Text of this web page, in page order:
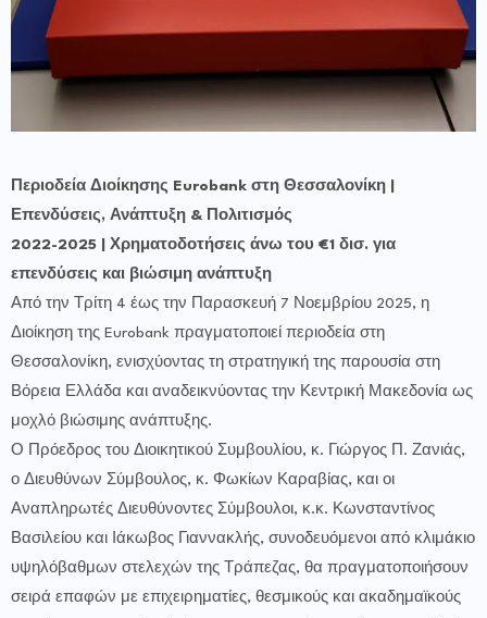
Περιοδεία Διοίκησης Eurobank στη Θεσσαλονίκη |
Επενδύσεις, Ανάπτυξη & Πολιτισμός
2022-2025 | Χρηματοδοτήσεις άνω του €1 δισ. για
επενδύσεις και βιώσιμη ανάπτυξη
Από την Τρίτη 4 έως την Παρασκευή 7 Νοεμβρίου 2025, η
Διοίκηση της Eurobank πραγματοποιεί περιοδεία στη
Θεσσαλονίκη, ενισχύοντας τη στρατηγική της παρουσία στη
Βόρεια Ελλάδα και αναδεικνύοντας την Κεντρική Μακεδονία ως
μοχλό βιώσιμης ανάπτυξης.
Ο Πρόεδρος του Διοικητικού Συμβουλίου, κ. Γιώργος Π. Ζανιάς,
ο Διευθύνων Σύμβουλος, κ. Φωκίων Καραβίας, και οι
Αναπληρωτές Διευθύνοντες Σύμβουλοι, κ.κ. Κωνσταντίνος
Βασιλείου και Ιάκωβος Γιαννακλής, συνοδευόμενοι από κλιμάκιο
υψηλόβαθμων στελεχών της Τράπεζας, θα πραγματοποιήσουν
σειρά επαφών με επιχειρηματίες, θεσμικούς και ακαδημαϊκούς